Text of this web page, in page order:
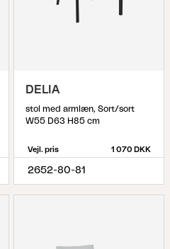
DELIA
stol med armlæn, Sort/sort
W55 D63 H85 cm
Vejl. pris 1 070 DKK
2652-80-81